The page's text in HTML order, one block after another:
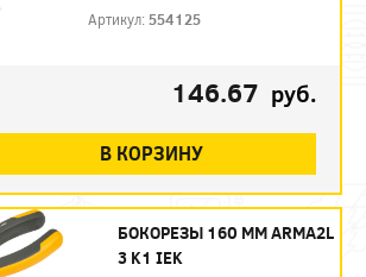
Артикул: 554125
146.67 руб.
В КОРЗИНУ
БОКОРЕЗЫ 160 ММ ARMA2L
3 K1 IEK